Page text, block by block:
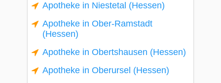
Apotheke in Niestetal (Hessen)
Apotheke in Ober-Ramstadt
(Hessen)
Apotheke in Obertshausen (Hessen)
Apotheke in Oberursel (Hessen)